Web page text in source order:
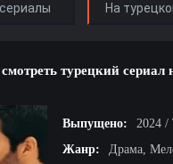
На
турецкий сериал
Выпущено:
2024 /
Жанр:
Драма,